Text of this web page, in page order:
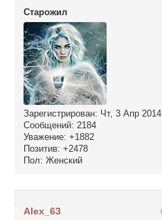
Cтарожил
Зарегистрирован: Чт, 3 Апр 2014
Сообщений: 2184
Уважение: +1882
Позитив: +2478
Пол: Женский
Alex_63